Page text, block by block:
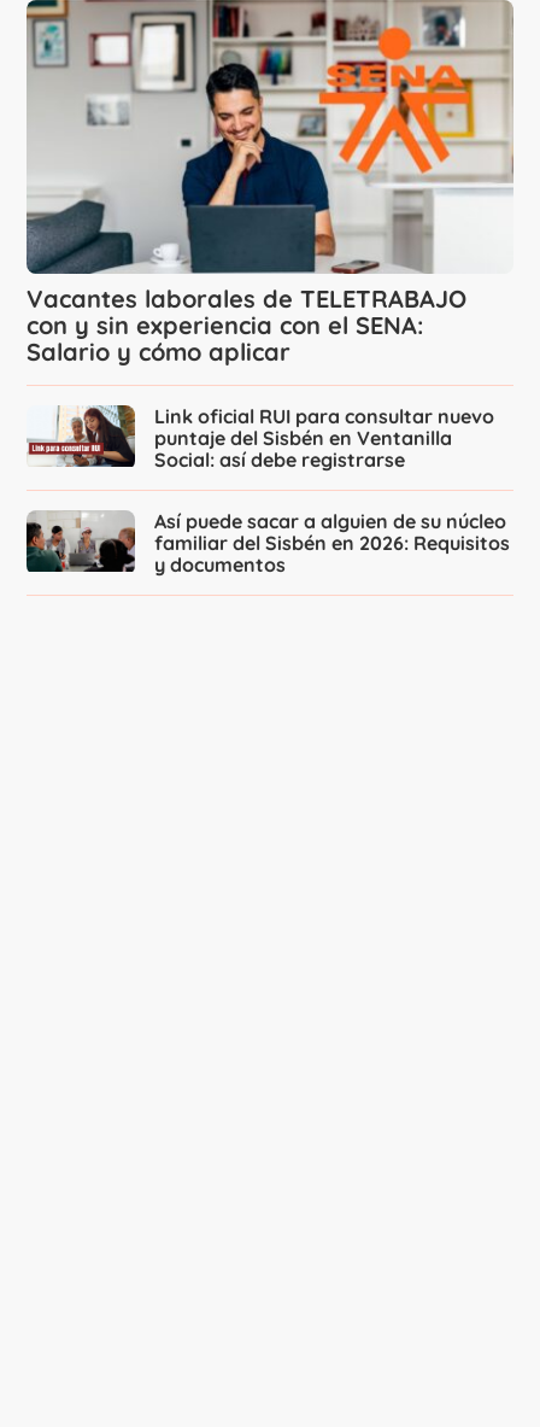
Vacantes laborales de TELETRABAJO
con y sin experiencia con el SENA:
Salario y cómo aplicar
Link oficial RUI para consultar nuevo
puntaje del Sisbén en Ventanilla
Social: así debe registrarse
Así puede sacar a alguien de su núcleo
familiar del Sisbén en 2026: Requisitos
y documentos